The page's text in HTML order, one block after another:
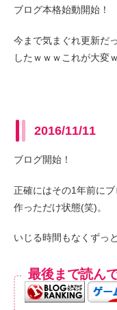
ブログ本格始動開始！
今まで気まぐれ更新だ
したｗｗｗこれが大変
2016/11/11
ブログ開始！
正確にはその1年前に
作っただけ状態(笑)。
いじる時間もなくずっ
最後まで読ん